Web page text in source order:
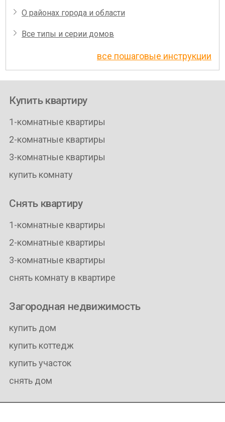
О районах города и области
Все типы и серии домов
все пошаговые инструкции
Купить квартиру
1-комнатные квартиры
2-комнатные квартиры
3-комнатные квартиры
купить комнату
Снять квартиру
1-комнатные квартиры
2-комнатные квартиры
3-комнатные квартиры
снять комнату в квартире
Загородная недвижимость
купить дом
купить коттедж
купить участок
снять дом